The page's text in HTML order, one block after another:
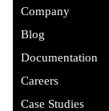
Company
Blog
Documentation
Careers
Case Studies